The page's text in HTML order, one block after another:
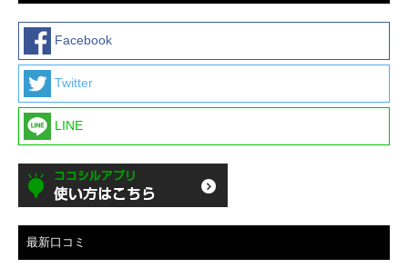
Facebook
Twitter
LINE
最新口コミ